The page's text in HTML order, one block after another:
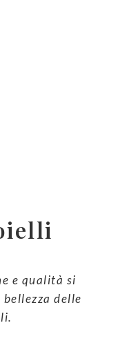
e qualità si
delle